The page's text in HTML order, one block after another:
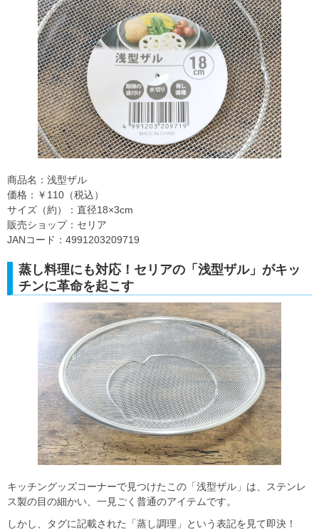
商品名：浅型ザル
価格：￥110（税込）
サイズ（約）：直径18×3cm
販売ショップ：セリア
JANコード：4991203209719
蒸し料理にも対応！セリアの「浅型ザル」がキッ
チンに革命を起こす
キッチングッズコーナーで見つけたこの「浅型ザル」は、ステンレ
ス製の目の細かい、一見ごく普通のアイテムです。
しかし、タグに記載された「蒸し調理」という表記を見て即決！